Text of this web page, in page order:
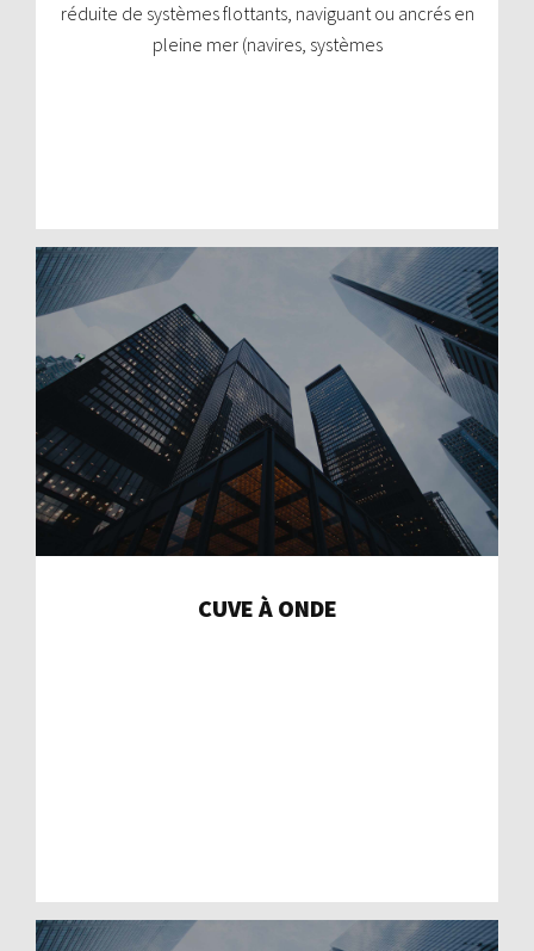
réduite de systèmes flottants, naviguant ou ancrés en
pleine mer (navires, systèmes
CUVE À ONDE